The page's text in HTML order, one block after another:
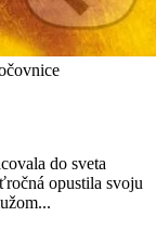
do sveta
opustila svoju